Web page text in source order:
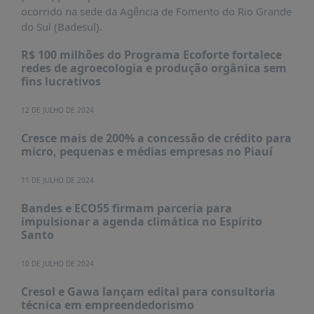
DADOS
FRENTE
PARLAMENTAR
A
MATERIAIS
E
EVENTOS
DISPONÍVEIS
ocorrido na sede da Agência de Fomento do Rio Grande
do Sul (Badesul).
R$ 100 milhões do Programa Ecoforte fortalece
redes de agroecologia e produção orgânica sem
fins lucrativos
12 DE JULHO DE 2024
Cresce mais de 200% a concessão de crédito para
micro, pequenas e médias empresas no Piauí
11 DE JULHO DE 2024
Bandes e ECO55 firmam parceria para
impulsionar a agenda climática no Espírito
Santo
10 DE JULHO DE 2024
Cresol e Gawa lançam edital para consultoria
técnica em empreendedorismo